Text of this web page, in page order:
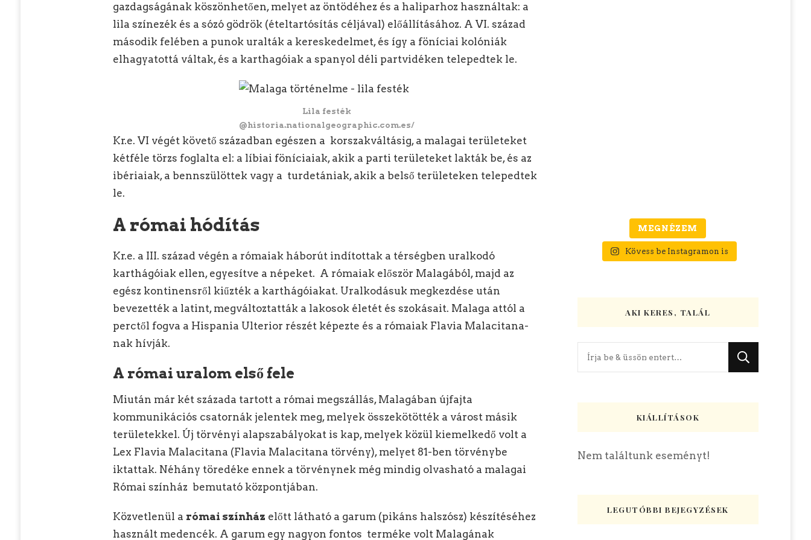
gazdagságának köszönhetően, melyet az öntödéhez és a haliparhoz használtak: a
lila színezék és a sózó gödrök (ételtartósítás céljával) előállításához. A VI. század
második felében a punok uralták a kereskedelmet, és így a föníciai kolóniák
elhagyatottá váltak, és a karthagóiak a spanyol déli partvidéken telepedtek le.
Lila festék
@historia.nationalgeographic.com.es/
Kr.e. VI végét követő században egészen a korszakváltásig, a malagai területeket
kétféle törzs foglalta el: a líbiai föníciaiak, akik a parti területeket lakták be, és az
ibériaiak, a bennszülöttek vagy a turdetániak, akik a belső területeken telepedtek
le.
A római hódítás
Kr.e. a III. század végén a rómaiak háborút indítottak a térségben uralkodó
karthágóiak ellen, egyesítve a népeket. A rómaiak először Malagából, majd az
egész kontinensről kiűzték a karthágóiakat. Uralkodásuk megkezdése után
bevezették a latint, megváltoztatták a lakosok életét és szokásait. Malaga attól a
perctől fogva a Hispania Ulterior részét képezte és a rómaiak Flavia Malacitana-
nak hívják.
A római uralom első fele
Miután már két százada tartott a római megszállás, Malagában újfajta
kommunikációs csatornák jelentek meg, melyek összekötötték a várost másik
területekkel. Új törvényi alapszabályokat is kap, melyek közül kiemelkedő volt a
Lex Flavia Malacitana (Flavia Malacitana törvény), melyet 81-ben törvénybe
iktattak. Néhány töredéke ennek a törvénynek még mindig olvasható a malagai
Római színház bemutató központjában.
Közvetlenül a római színház előtt látható a garum (pikáns halszósz) készítéséhez
használt medencék. A garum egy nagyon fontos terméke volt Malagának
MEGNÉZEM
Kövess be Instagramon is
AKI KERES, TALÁL
Keres
KIÁLLÍTÁSOK
Nem találtunk eseményt!
LEGUTÓBBI BEJEGYZÉSEK